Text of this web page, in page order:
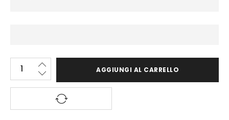
AGGIUNGI AL CARRELLO